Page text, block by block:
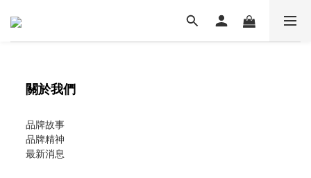
關於我們
品牌故事
品牌精神
最新消息